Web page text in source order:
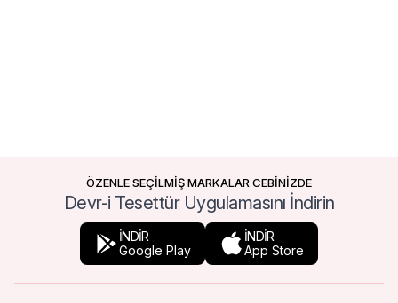
ÖZENLE SEÇİLMİŞ MARKALAR CEBİNİZDE
Devr-i Tesettür Uygulamasını İndirin
İNDİR
Google Play
İNDİR
App Store